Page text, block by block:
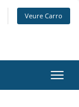
Veure Carro
la